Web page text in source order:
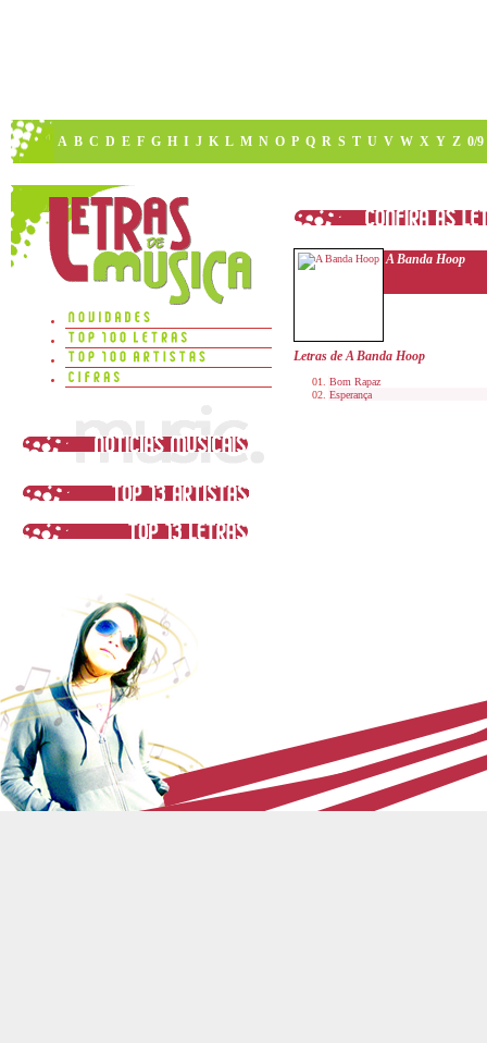
A B C D E F G H I J K L M N O P Q R S T U V W X Y Z 0/9
A Banda Hoop
Letras de A Banda Hoop
Bom Rapaz
Esperança